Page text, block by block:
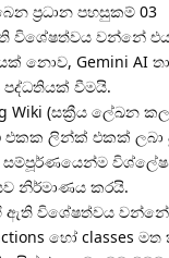
ප්‍රධාන පහසුකම් 03
විශේෂත්වය වන්නේ
නොව, Gemini AI
වීමයි.
Wiki (සක්‍රීය ලේඛන
එකක ලින්ක් එකක් ලබා
නිර්මාණය කරයි.
ඇති විශේෂත්වය
හෝ classes